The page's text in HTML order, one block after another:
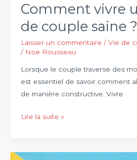
soir
TMC
Comment vivre
de couple saine ?
Laisser un commentaire / Vie de
/ Noe Rousseau
Lorsque le couple traverse des
est essentiel de savoir comment
de manière constructive. Vivre
Comment
crise
Lire la suite »